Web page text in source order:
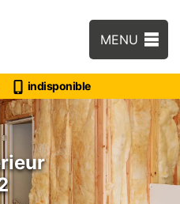
MENU
indisponible